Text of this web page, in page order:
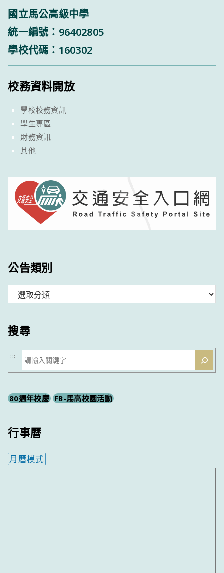
國立馬公高級中學
統一編號：96402805
學校代碼：160302
校務資料開放
學校校務資訊
學生專區
財務資訊
其他
公告類別
類
搜尋
搜
尋
:::
80週年校慶 FB-馬高校園活動
行事曆
月曆模式